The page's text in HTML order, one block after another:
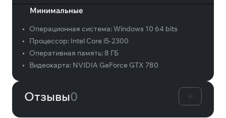
Минимальные
• Операционная система:Windows 10 64 bits
•
Процессор: Intel Core i5-2300
•
Оперативная память: 8 ГБ
•
Видеокарта: NVIDIA GeForce GTX 780
Отзывы0